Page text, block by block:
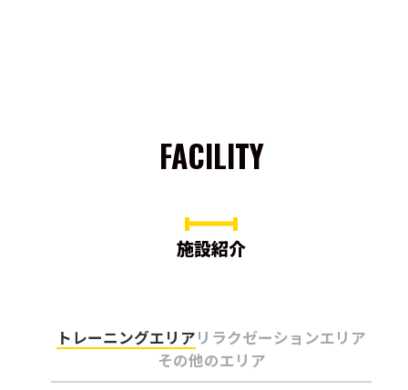
FACILITY
施設紹介
トレーニングエリアリラクゼーションエリア
その他のエリア